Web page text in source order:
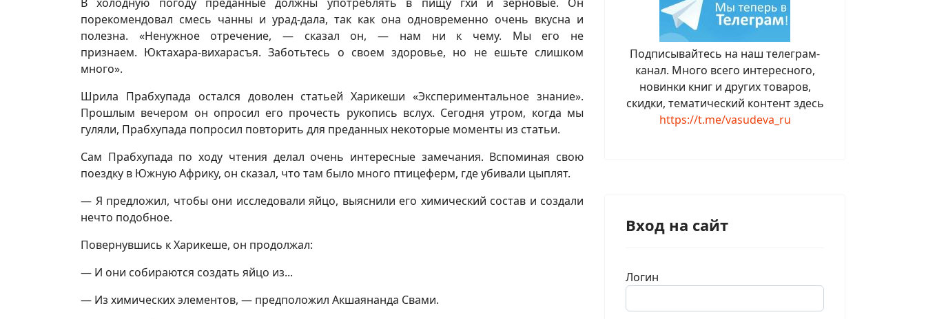
порекомендовал смесь чанны и урад-дала, так как она одновременно очень вкусна и
полезна. «Ненужное отречение, — сказал он, — нам ни к чему. Мы его не
признаем. Юктахара-вихарасъя. Заботьтесь о своем здоровье, но не ешьте слишком
много».
Шрила Прабхупада остался доволен статьей Харикеши «Экспериментальное знание».
Прошлым вечером он опросил его прочесть рукопись вслух. Сегодня утром, когда мы
гуляли, Прабхупада попросил повторить для преданных некоторые моменты из статьи.
Сам Прабхупада по ходу чтения делал очень интересные замечания. Вспоминая свою
поездку в Южную Африку, он сказал, что там было много птицеферм, где убивали цыплят.
— Я предложил, чтобы они исследовали яйцо, выяснили его химический состав и создали
нечто подобное.
Повернувшись к Харикеше, он продолжал:
— И они собираются создать яйцо из...
— Из химических элементов, — предположил Акшаянанда Свами.
Подписывайтесь на наш телеграм-
канал. Много всего интересного,
новинки книг и других товаров,
скидки, тематический контент здесь
https://t.me/vasudeva_ru
Вход на сайт
Логин